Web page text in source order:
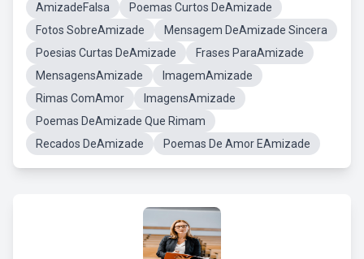
AmizadeFalsa
Poemas Curtos DeAmizade
Fotos SobreAmizade
Mensagem DeAmizade Sincera
Poesias Curtas DeAmizade
Frases ParaAmizade
MensagensAmizade
ImagemAmizade
Rimas ComAmor
ImagensAmizade
Poemas DeAmizade Que Rimam
Recados DeAmizade
Poemas De Amor EAmizade